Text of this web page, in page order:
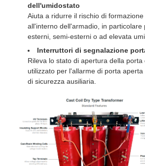
dell'umidostato
Aiuta a ridurre il rischio di
all'interno dell'armadio, in particolare
esterni, semi-esterni o ad elevata
Interruttori di segnalazione
Rileva lo stato di apertura della porta
utilizzato per l'allarme di porta
di sicurezza ausiliaria.